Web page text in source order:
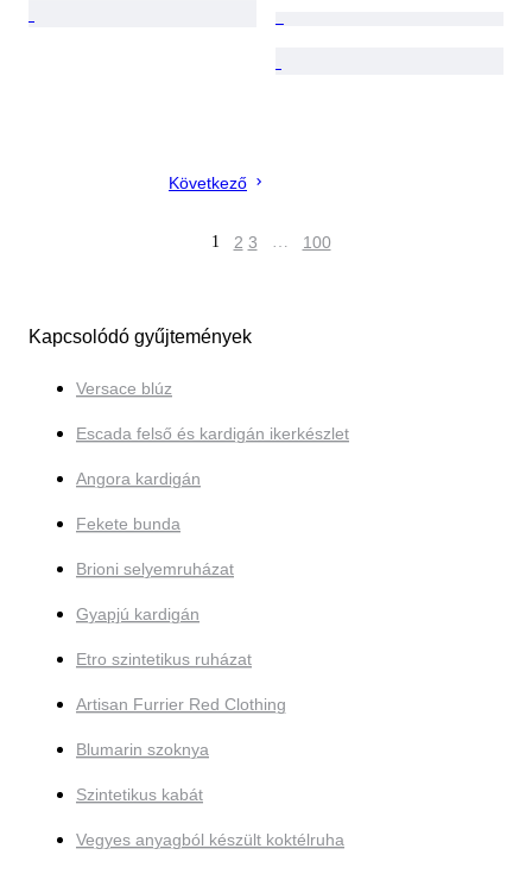
Következő
1 2 3 … 100
Kapcsolódó gyűjtemények
Versace blúz
Escada felső és kardigán ikerkészlet
Angora kardigán
Fekete bunda
Brioni selyemruházat
Gyapjú kardigán
Etro szintetikus ruházat
Artisan Furrier Red Clothing
Blumarin szoknya
Szintetikus kabát
Vegyes anyagból készült koktélruha